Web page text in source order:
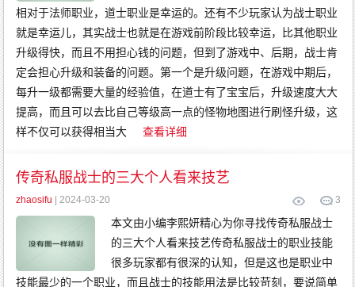
相对于法师职业，道士职业是幸运的。还有不少玩家认为战士职业
就是幸运儿，其实战士也就是在游戏前阶段比较幸运，比其他职业
升级得快，而且不用担心钱的问题，但到了游戏中、后期，战士肯
定会担心升级和装备的问题。第一个是升级问题，在游戏中期后，
每升一级都需要大量的经验值，在道士有了宝宝后，升级速度大大
提高，而且可以去比自己等级高一点的怪物地图进行刷怪升级，这
样不仅可以获得相当大
查看详细
传奇私服战士的三大个人看来技艺
3
zhaosifu | 2024-03-20
本文由小编李熙妍精心为你寻找传奇私服战士
的三大个人看来技艺传奇私服战士的职业技能
很多玩家都有很深的认知，但是这也是职业中
技能最少的一个职业，而且战士的技能用法是比较苛刻，要说简单